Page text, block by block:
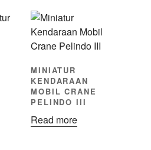
MINIATUR
KENDARAAN
MOBIL CRANE
PELINDO III
Read more